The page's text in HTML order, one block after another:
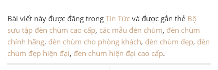
Bài viết này được đăng trong Tin Tức và được gắn thẻ Bộ
sưu tập đèn chùm cao cấp, các mẫu đèn chùm, đèn chùm
chính hãng, đèn chùm cho phòng khách, đèn chùm đẹp, đèn
chùm đẹp hiện đại, đèn chùm hiện đại cao cấp.